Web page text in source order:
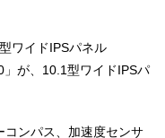
ワイドIPSパネル
が、10.1型ワイドIPSパ
コンパス、加速度センサ